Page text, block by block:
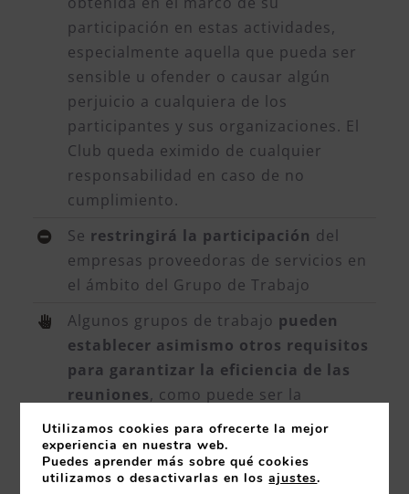
participación en estas actividades,
especialmente aquella que pueda ser
sensible u ofender o causar algún
perjuicio a cualquiera de los
participantes y sus organizaciones. El
Club queda eximido de cualquier
responsabilidad en caso de no
cumplimiento.
Se restringirá la participación del
empresas proveedoras de servicios en
el ámbito del Grupo de Trabajo
Algunos grupos de trabajo pueden
establecer asimismo otros requisitos
para garantizar la eficiencia de las
reuniones, como puede ser la
restricción a la participación de ciertos
sectores.
Utilizamos cookies para ofrecerte la mejor
experiencia en nuestra web.
Puedes aprender más sobre qué cookies
utilizamos o desactivarlas en losajustes.